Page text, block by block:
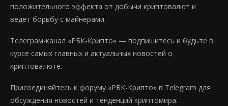
положительного эффекта от добычи криптовалют и
ведет борьбу с майнерами.
Телеграм-канал «РБК-Крипто» — подпишитесь и будьте в
курсе самых главных и актуальных новостей о
криптовалюте.
Присоединяйтесь к форуму «РБК-Крипто» в Telegram для
обсуждения новостей и тенденций криптомира.